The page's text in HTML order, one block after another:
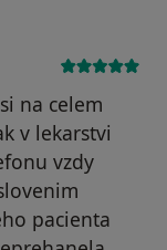
na celem
v lekarstvi
vzdy
pacienta